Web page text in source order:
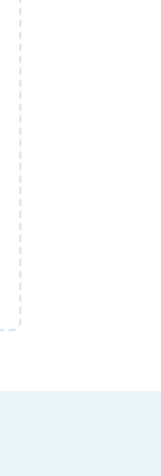
язык
Степановной у
что